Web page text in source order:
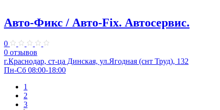
Авто-Фикс / Авто-Fix. Автосервис.
0
0 отзывов
г.Краснодар, ст-ца Динская, ул.Ягодная (снт Труд), 132
Пн-Сб 08:00-18:00
1
2
3